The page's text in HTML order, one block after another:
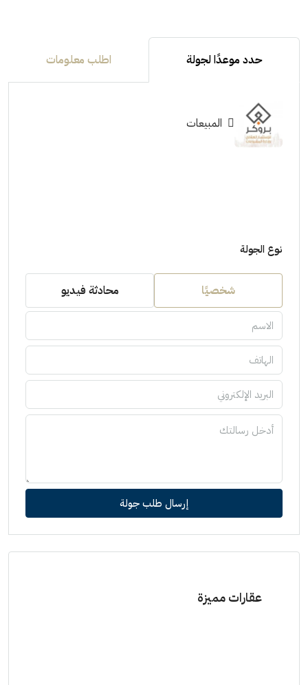
حدد موعدًا لجولة اطلب معلومات
المبيعات
نوع الجولة
شخصيًا محادثة فيديو
إرسال طلب جولة
عقارات مميزة